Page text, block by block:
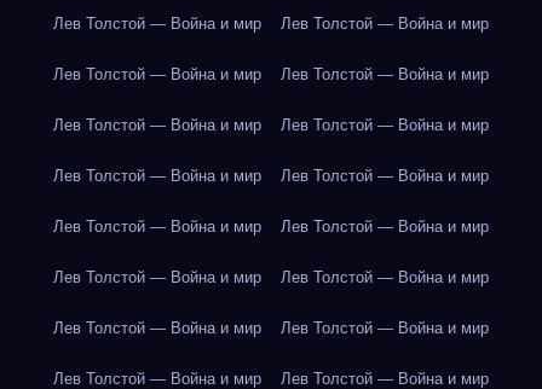
Лев Толстой — Война и мир Лев Толстой — Война и мир
Лев Толстой — Война и мир Лев Толстой — Война и мир
Лев Толстой — Война и мир Лев Толстой — Война и мир
Лев Толстой — Война и мир Лев Толстой — Война и мир
Лев Толстой — Война и мир Лев Толстой — Война и мир
Лев Толстой — Война и мир Лев Толстой — Война и мир
Лев Толстой — Война и мир Лев Толстой — Война и мир
Лев Толстой — Война и мир Лев Толстой — Война и мир